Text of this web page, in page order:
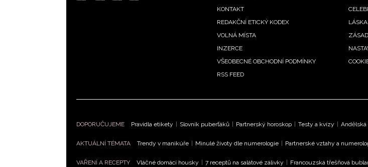
menu
KONTAKT
REDAKČNÍ ETICKÝ KODEX
VOLNÁ MÍSTA
INZERCE
VŠEOBECNÉ OBCHODNÍ PODMÍNKY
RSS FEED
DOPORUČUJEME Pravidla etikety | Slovník puberťáků | Partnerský horoskop | Testy a kvízy | Andělská
AKTUÁLNÍ TÉMATA Trendy v manikúře | Minulé životy dle numerologie | Partnerské vztahy a
VAŘENÍ A RECEPTY Vláčné domácí housky | 7 receptů na salátové zálivky | Francouzská třešňová